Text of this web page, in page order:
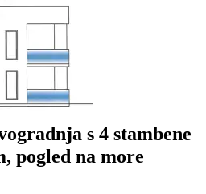
s 4 stambene
pogled na more